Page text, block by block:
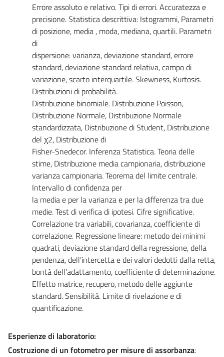
Errore assoluto e relativo. Tipi di errori. Accuratezza e
precisione. Statistica descrittiva: Istogrammi, Parametri
di posizione, media , moda, mediana, quartili. Parametri
di
dispersione: varianza, deviazione standard, errore
standard, deviazione standard relativa, campo di
variazione, scarto interquartile. Skewness, Kurtosis.
Distribuzioni di probabilità.
Distribuzione binomiale. Distribuzione Poisson,
Distribuzione Normale, Distribuzione Normale
standardizzata, Distribuzione di Student, Distribuzione
del χ2, Distribuzione di
Fisher-Snedecor. Inferenza Statistica. Teoria delle
stime, Distribuzione media campionaria, distribuzione
varianza campionaria. Teorema del limite centrale.
Intervallo di confidenza per
la media e per la varianza e per la differenza tra due
medie. Test di verifica di ipotesi. Cifre significative.
Correlazione tra variabili, covarianza, coefficiente di
correlazione. Regressione lineare: metodo dei minimi
quadrati, deviazione standard della regressione, della
pendenza, dell’intercetta e dei valori dedotti dalla retta,
bontà dell’adattamento, coefficiente di determinazione.
Effetto matrice, recupero, metodo delle aggiunte
standard. Sensibilità. Limite di rivelazione e di
quantificazione.
Esperienze di laboratorio:
Costruzione di un fotometro per misure di assorbanza: